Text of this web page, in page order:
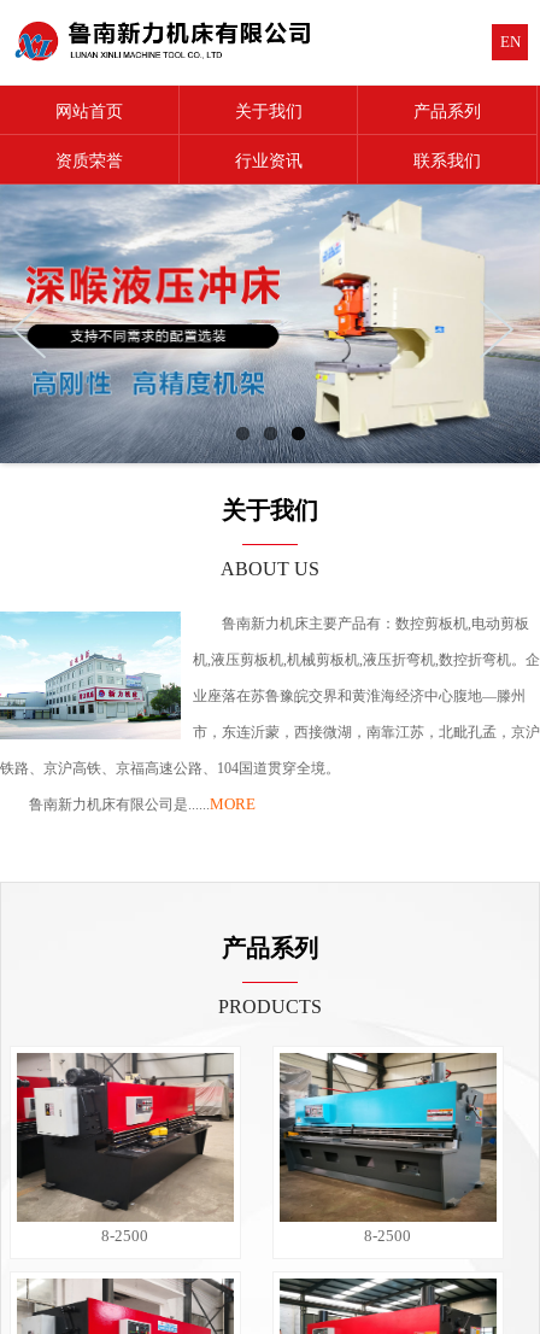
EN
网站首页 关于我们 产品系列
资质荣誉 行业资讯 联系我们
关于我们
ABOUT US
鲁南新力机床主要产品有：数控剪板机,电动剪板
机,液压剪板机,机械剪板机,液压折弯机,数控折弯机。企
业座落在苏鲁豫皖交界和黄淮海经济中心腹地—滕州
市，东连沂蒙，西接微湖，南靠江苏，北毗孔孟，京沪
铁路、京沪高铁、京福高速公路、104国道贯穿全境。
鲁南新力机床有限公司是......MORE
产品系列
PRODUCTS
8-2500 8-2500